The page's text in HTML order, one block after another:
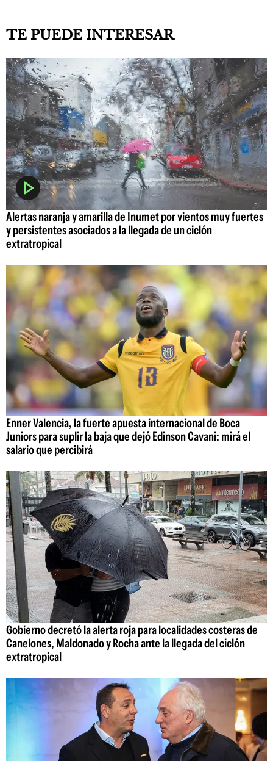
TE PUEDE INTERESAR
Alertas naranja y amarilla de Inumet por vientos muy fuertes
y persistentes asociados a la llegada de un ciclón
extratropical
Enner Valencia, la fuerte apuesta internacional de Boca
Juniors para suplir la baja que dejó Edinson Cavani: mirá el
salario que percibirá
Gobierno decretó la alerta roja para localidades costeras de
Canelones, Maldonado y Rocha ante la llegada del ciclón
extratropical